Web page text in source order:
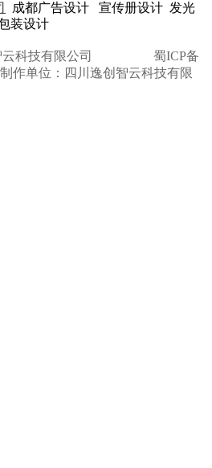
成都广告设计 宣传册设计 发光
装设计
云科技有限公司 蜀ICP备
制作单位：四川逸创智云科技有限